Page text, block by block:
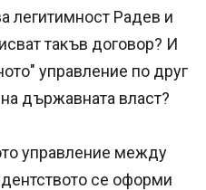
легитимност Радев и
такъв договор? И
управление по друг
държавната власт?
управление между
се оформи